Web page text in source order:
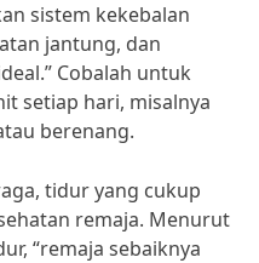
sistem kekebalan
jantung, dan
Cobalah untuk
setiap hari, misalnya
berenang.
tidur yang cukup
remaja. Menurut
“remaja sebaiknya